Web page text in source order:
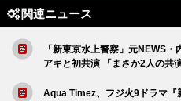
関連ニュース
「新東京水上警察」元NEWS
アキと初共演 「まさか2人の共
Aqua Timez、フジ火9ドラマ